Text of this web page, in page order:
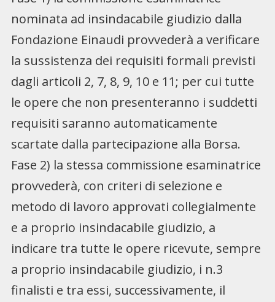
nominata ad insindacabile giudizio dalla
Fondazione Einaudi provvederà a verificare
la sussistenza dei requisiti formali previsti
dagli articoli 2, 7, 8, 9, 10 e 11; per cui tutte
le opere che non presenteranno i suddetti
requisiti saranno automaticamente
scartate dalla partecipazione alla Borsa.
Fase 2) la stessa commissione esaminatrice
provvederà, con criteri di selezione e
metodo di lavoro approvati collegialmente
e a proprio insindacabile giudizio, a
indicare tra tutte le opere ricevute, sempre
a proprio insindacabile giudizio, i n.3
finalisti e tra essi, successivamente, il